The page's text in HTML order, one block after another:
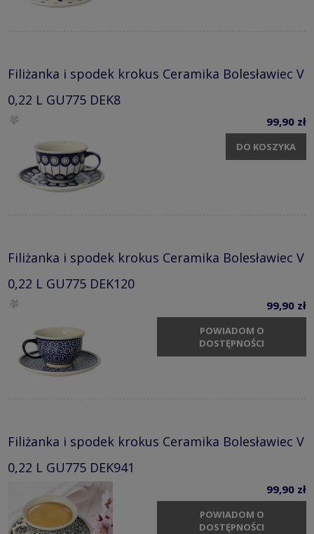
Filiżanka i spodek krokus Ceramika Bolesławiec V
0,22 L GU775 DEK8
99,90 zł
DO KOSZYKA
Filiżanka i spodek krokus Ceramika Bolesławiec V
0,22 L GU775 DEK120
99,90 zł
POWIADOM O
DOSTĘPNOŚCI
Filiżanka i spodek krokus Ceramika Bolesławiec V
0,22 L GU775 DEK941
99,90 zł
POWIADOM O
DOSTĘPNOŚCI